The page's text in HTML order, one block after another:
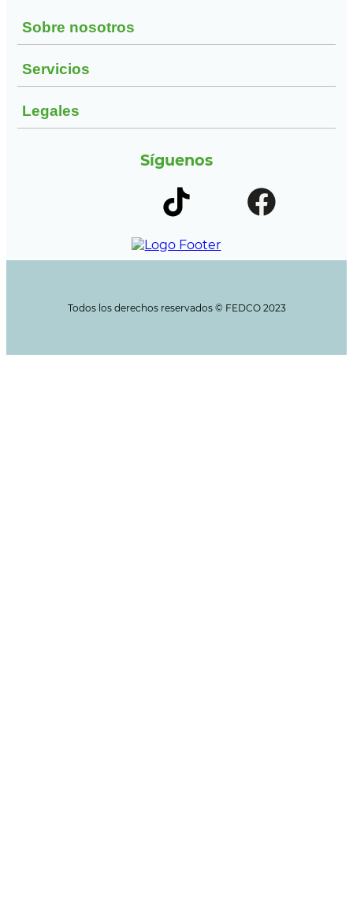
Sobre nosotros
Servicios
Legales
Síguenos
Todos los derechos reservados ©️ FEDCO 2023